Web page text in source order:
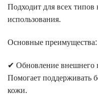
Подходит для всех
использования.
Основные преимущества:
✔ Обновление внешнего
Помогает поддерживать
кожи.